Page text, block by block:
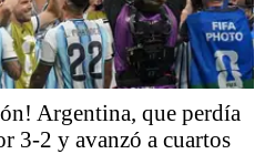
Argentina, que perdía
3-2 y avanzó a cuartos